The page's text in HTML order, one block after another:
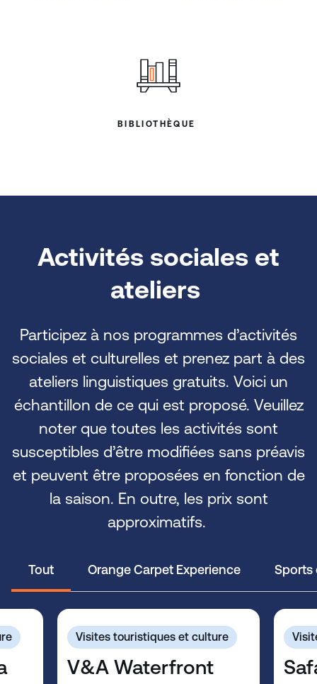
BIBLIOTHÈQUE
Activités sociales et
ateliers
Participez à nos programmes d’activités
sociales et culturelles et prenez part à des
ateliers linguistiques gratuits. Voici un
échantillon de ce qui est proposé. Veuillez
noter que toutes les activités sont
susceptibles d’être modifiées sans préavis
et peuvent être proposées en fonction de
la saison. En outre, les prix sont
approximatifs.
Tout Orange Carpet Experience Sports
Visites touristiques et culture
V&A Waterfront